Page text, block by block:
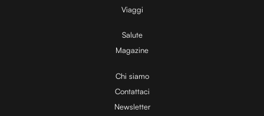
Viaggi
Salute
Magazine
Chi siamo
Contattaci
Newsletter